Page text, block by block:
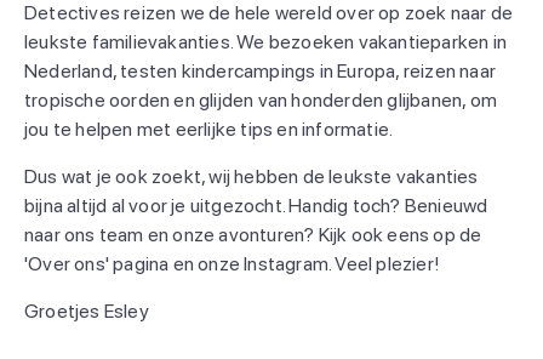
Detectives reizen we de hele wereld over op zoek naar de
leukste familievakanties. We bezoeken vakantieparken in
Nederland, testen kindercampings in Europa, reizen naar
tropische oorden en glijden van honderden glijbanen, om
jou te helpen met eerlijke tips en informatie.
Dus wat je ook zoekt, wij hebben de leukste vakanties
bijna altijd al voor je uitgezocht. Handig toch? Benieuwd
naar ons team en onze avonturen? Kijk ook eens op de
'Over ons' pagina en onze Instagram. Veel plezier!
Groetjes Esley